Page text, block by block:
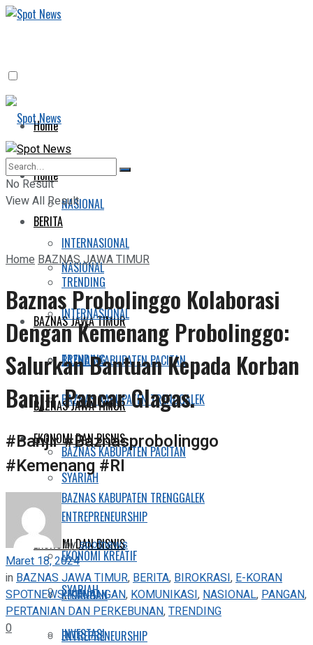
Home
BERITA
NASIONAL
INTERNASIONAL
TRENDING
BAZNAS JAWA TIMUR
BAZNAS KABUPATEN PACITAN
BAZNAS KABUPATEN TRENGGALEK
EKONOMI DAN BISNIS
SYARIAH
ENTREPRENEURSHIP
EKONOMI KREATIF
KEUANGAN
INVESTASI
Home
BERITA
NASIONAL
INTERNASIONAL
TRENDING
BAZNAS JAWA TIMUR
BAZNAS KABUPATEN PACITAN
BAZNAS KABUPATEN TRENGGALEK
EKONOMI DAN BISNIS
SYARIAH
ENTREPRENEURSHIP
No Result
View All Result
HomeBAZNAS JAWA TIMUR
Baznas Probolinggo Kolaborasi
Dengan Kemenang Probolinggo:
Salurkan Bantuan Kepada Korban
Banjir Pancar Glagas.
#Banjir #Baznasprobolinggo
#Kemenang #RI
byspotnews
Maret 18, 2024
in BAZNAS JAWA TIMUR, BERITA, BIROKRASI, E-KORAN
SPOTNEWS,KEUANGAN, KOMUNIKASI, NASIONAL, PANGAN,
PERTANIAN DAN PERKEBUNAN,TRENDING
0